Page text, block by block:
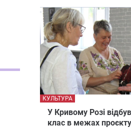
У Кривому Розі
клас в межах проєкту
КУЛЬТУРА